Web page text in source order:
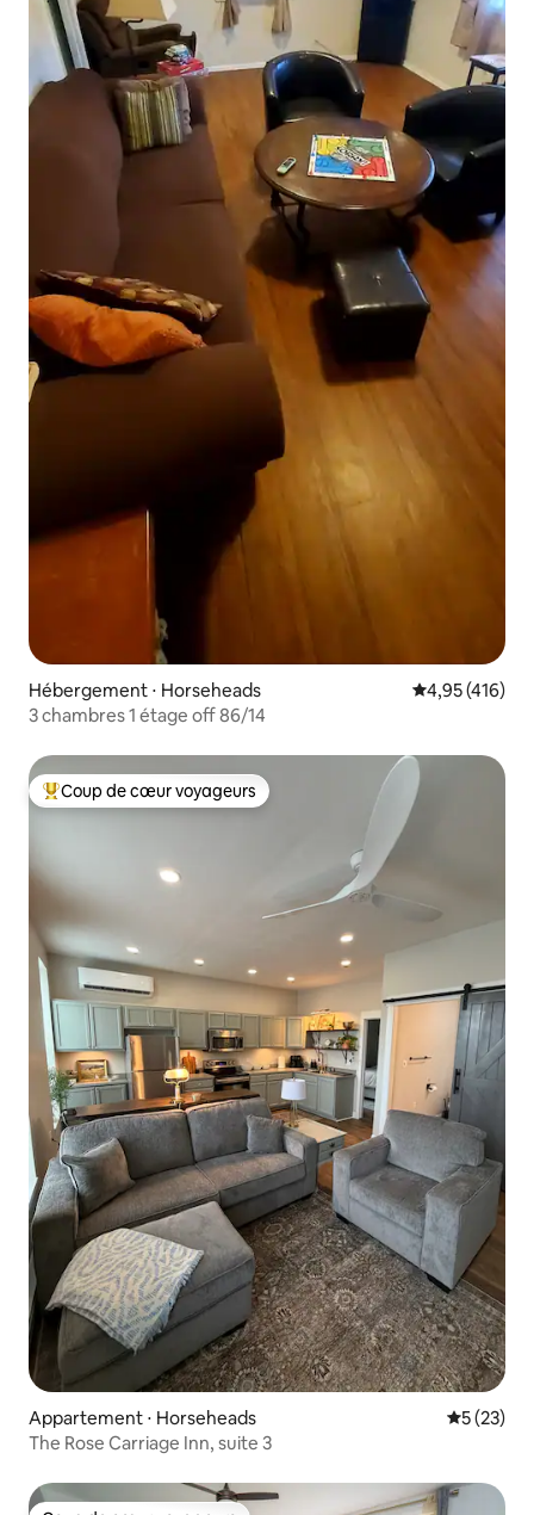
Hébergement ⋅ Horseheads Évaluation
4,95 (416)
3 chambres 1 étage off 86/14
Coups de cœur voyageurs les plus appréciés
Coup de cœur voyageurs
Appartement ⋅ Horseheads
5 (23)
The Rose Carriage Inn, suite 3